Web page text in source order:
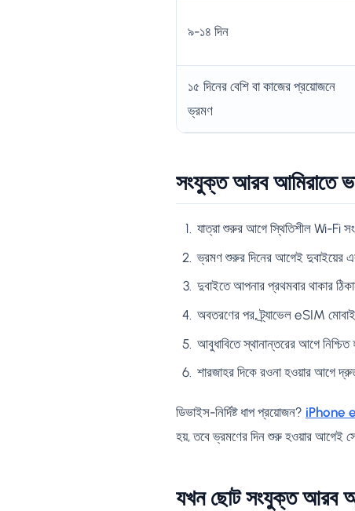
৯-১৪ দিন
১৫ দিনের বেশি বা কাজের প্রয়োজনে
ভ্রমণ
সংযুক্ত আরব আমিরাতে
যাত্রা শুরুর আগে স্থিতিশীল Wi-Fi
ভ্রমণ শুরুর দিনের আগেই দুবাইয়ের
দুবাইতে আপনার প্রথমবার থাকার
অবতরণের পর, ট্র্যাভেল eSIM
আবুধাবিতে স্থানান্তরের আগে নিশ্চিত
শারজাহর দিকে রওনা হওয়ার আগে
ডিভাইস-নির্দিষ্ট ধাপ প্রয়োজন? iPhone
হয়, তবে ভ্রমণের দিন শুরু হওয়ার আগেই
যখন ছোট সংযুক্ত আরব